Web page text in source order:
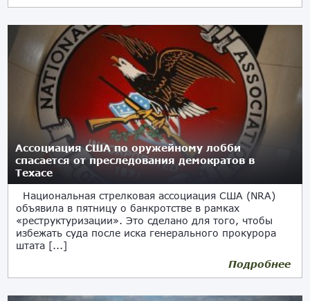
Ассоциация США по оружейному лобби
спасается от преследования демократов в
Техасе
Национальная стрелковая ассоциация США (NRA)
объявила в пятницу о банкротстве в рамках
«реструктуризации». Это сделано для того, чтобы
избежать суда после иска генерального прокурора
штата [...]
Подробнее